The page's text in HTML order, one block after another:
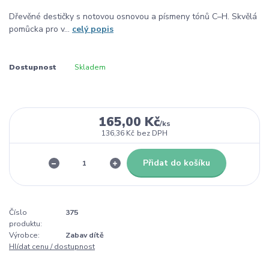
Dřevěné destičky s notovou osnovou a písmeny tónů C–H. Skvělá
pomůcka pro v... celý popis
Dostupnost Skladem
165,00 Kč/ks
136,36 Kč bez DPH
Přidat do košíku
Číslo
produktu:
375
Výrobce:
Zabav dítě
Hlídat cenu / dostupnost